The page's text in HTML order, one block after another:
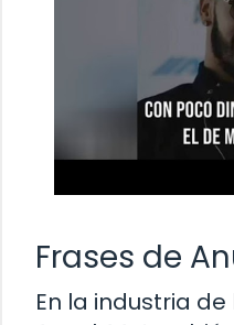
Frases de
En la industria